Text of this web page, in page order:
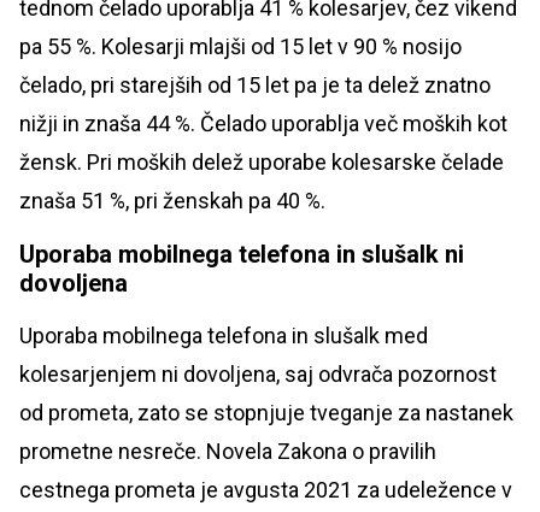
tednom čelado uporablja 41 % kolesarjev, čez vikend
pa 55 %. Kolesarji mlajši od 15 let v 90 % nosijo
čelado, pri starejših od 15 let pa je ta delež znatno
nižji in znaša 44 %. Čelado uporablja več moških kot
žensk. Pri moških delež uporabe kolesarske čelade
znaša 51 %, pri ženskah pa 40 %.
Uporaba mobilnega telefona in slušalk ni
dovoljena
Uporaba mobilnega telefona in slušalk med
kolesarjenjem ni dovoljena, saj odvrača pozornost
od prometa, zato se stopnjuje tveganje za nastanek
prometne nesreče. Novela Zakona o pravilih
cestnega prometa je avgusta 2021 za udeležence v